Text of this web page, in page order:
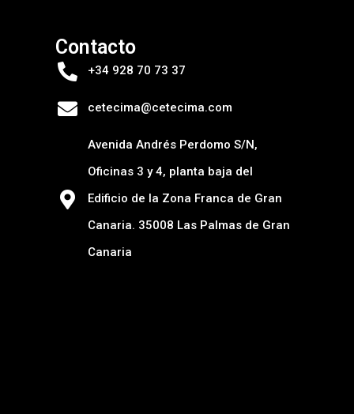
Contacto
+34 928 70 73 37
cetecima@cetecima.com
Avenida Andrés Perdomo S/N,
Oficinas 3 y 4, planta baja del
Edificio de la Zona Franca de Gran
Canaria. 35008 Las Palmas de Gran
Canaria